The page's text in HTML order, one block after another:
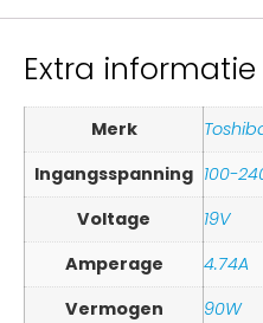
Extra informatie
Merk
Ingangsspanning 100-
Voltage
19V
Amperage
4.74A
Vermogen
90W